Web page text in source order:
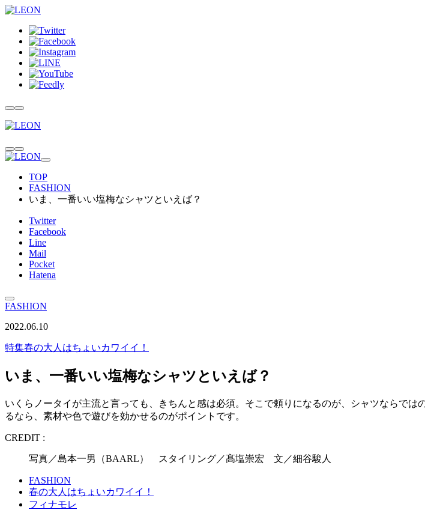
TOP
FASHION
いま、一番いい塩梅なシャツといえば？
Twitter
Facebook
Line
Mail
Pocket
Hatena
FASHION
2022.06.10
特集春の大人はちょいカワイイ！
いま、一番いい塩梅なシャツといえば？
いくらノータイが主流と言っても、きちんと感は必須。そこで頼りになるのが、シャツならで
るなら、素材や色で遊びを効かせるのがポイントです。
CREDIT :
写真／島本一男（BAARL） スタイリング／髙塩崇宏 文／細谷駿人
FASHION
春の大人はちょいカワイイ！
フィナモレ